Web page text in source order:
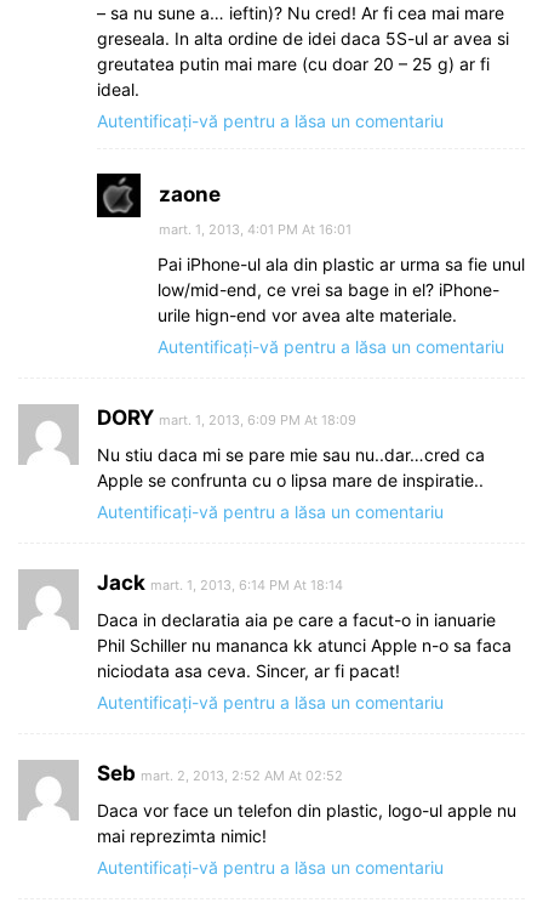
– sa nu sune a… ieftin)? Nu cred! Ar fi cea mai mare
greseala. In alta ordine de idei daca 5S-ul ar avea si
greutatea putin mai mare (cu doar 20 – 25 g) ar fi
ideal.
Autentificați-vă pentru a lăsa un comentariu
zaone
mart. 1, 2013, 4:01 PM At 16:01
Pai iPhone-ul ala din plastic ar urma sa fie unul
low/mid-end, ce vrei sa bage in el? iPhone-
urile hign-end vor avea alte materiale.
Autentificați-vă pentru a lăsa un comentariu
DORY mart. 1, 2013, 6:09 PM At 18:09
Nu stiu daca mi se pare mie sau nu..dar…cred ca
Apple se confrunta cu o lipsa mare de inspiratie..
Autentificați-vă pentru a lăsa un comentariu
Jack mart. 1, 2013, 6:14 PM At 18:14
Daca in declaratia aia pe care a facut-o in ianuarie
Phil Schiller nu mananca kk atunci Apple n-o sa faca
niciodata asa ceva. Sincer, ar fi pacat!
Autentificați-vă pentru a lăsa un comentariu
Seb mart. 2, 2013, 2:52 AM At 02:52
Daca vor face un telefon din plastic, logo-ul apple nu
mai reprezimta nimic!
Autentificați-vă pentru a lăsa un comentariu